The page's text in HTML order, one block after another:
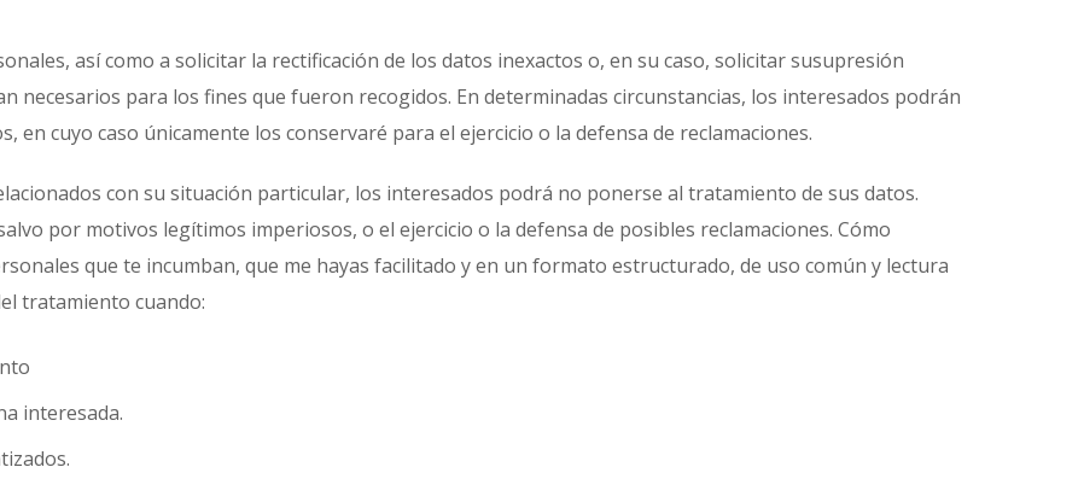
así como a solicitar la rectificación de los datos inexactos o, en su caso, solicitar susupresión
necesarios para los fines que fueron recogidos. En determinadas circunstancias, los interesados podrán
en cuyo caso únicamente los conservaré para el ejercicio o la defensa de reclamaciones.
con su situación particular, los interesados podrá no ponerse al tratamiento de sus datos.
por motivos legítimos imperiosos, o el ejercicio o la defensa de posibles reclamaciones. Cómo
que te incumban, que me hayas facilitado y en un formato estructurado, de uso común y lectura
tratamiento cuando:
interesada.